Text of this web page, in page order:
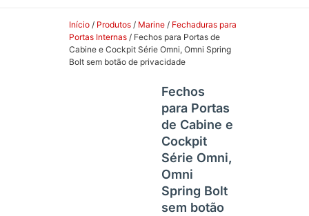
Início / Produtos / Marine / Fechaduras para
Portas Internas / Fechos para Portas de
Cabine e Cockpit Série Omni, Omni Spring
Bolt sem botão de privacidade
Fechos
para Portas
de Cabine e
Cockpit
Série Omni,
Omni
Spring Bolt
sem botão